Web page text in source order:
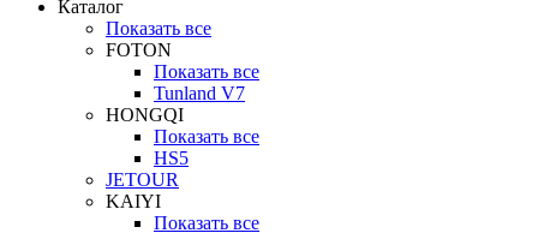
Каталог
Показать все
FOTON
Показать все
Tunland V7
HONGQI
Показать все
HS5
JETOUR
KAIYI
Показать все